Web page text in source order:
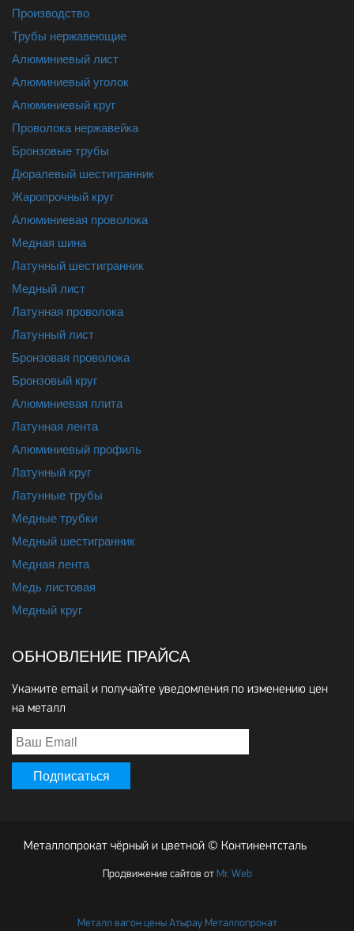
Производство
Трубы нержавеющие
Алюминиевый лист
Алюминиевый уголок
Алюминиевый круг
Проволока нержавейка
Бронзовые трубы
Дюралевый шестигранник
Жаропрочный круг
Алюминиевая проволока
Медная шина
Латунный шестигранник
Медный лист
Латунная проволока
Латунный лист
Бронзовая проволока
Бронзовый круг
Алюминиевая плита
Латунная лента
Алюминиевый профиль
Латунный круг
Латунные трубы
Медные трубки
Медный шестигранник
Медная лента
Медь листовая
Медный круг
ОБНОВЛЕНИЕ ПРАЙСА
Укажите email и получайте уведомления по изменению цен
на металл
Металлопрокат чёрный и цветной © Континентсталь
Продвижение сайтов отMr. Web
Металл вагон цены Атырау Металлопрокат